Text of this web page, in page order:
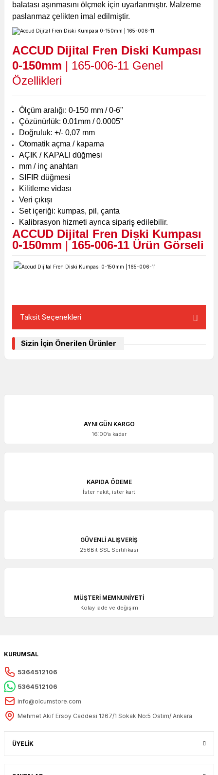
balatası aşınmasını ölçmek için uyarlanmıştır. Malzeme
paslanmaz çelikten imal edilmiştir.
ACCUD Dijital Fren Diski Kumpası
0-150mm | 165-006-11 Genel
Özellikleri
Ölçüm aralığı: 0-150 mm / 0-6"
Çözünürlük: 0.01mm / 0.0005"
Doğruluk: +/- 0,07 mm
Otomatik açma / kapama
AÇIK / KAPALI düğmesi
mm / inç anahtarı
SIFIR düğmesi
Kilitleme vidası
Veri çıkışı
Set içeriği: kumpas, pil, çanta
Kalibrasyon hizmeti ayrıca sipariş edilebilir.
ACCUD Dijital Fren Diski Kumpası
0-150mm | 165-006-11 Ürün Görseli
Taksit Seçenekleri
Sizin İçin Önerilen Ürünler
2.384,00 + KDV
ACCUD
Accud Dijital Kumpas 300 mm | ACCUD 111-012-12
AYNI GÜN KARGO
16:00’a kadar
KAPIDA ÖDEME
İster nakit, ister kart
GÜVENLİ ALIŞVERİŞ
256Bit SSL Sertifikası
MÜŞTERİ MEMNUNİYETİ
Kolay iade ve değişim
KURUMSAL
5364512106
5364512106
info@olcumstore.com
Mehmet Akif Ersoy Caddesi 1267/1 Sokak No:5 Ostim/ Ankara
ÜYELİK